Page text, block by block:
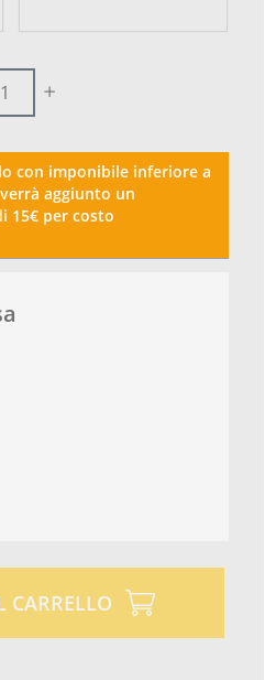
con imponibile inferiore a
aggiunto un
15€ per costo
CARRELLO